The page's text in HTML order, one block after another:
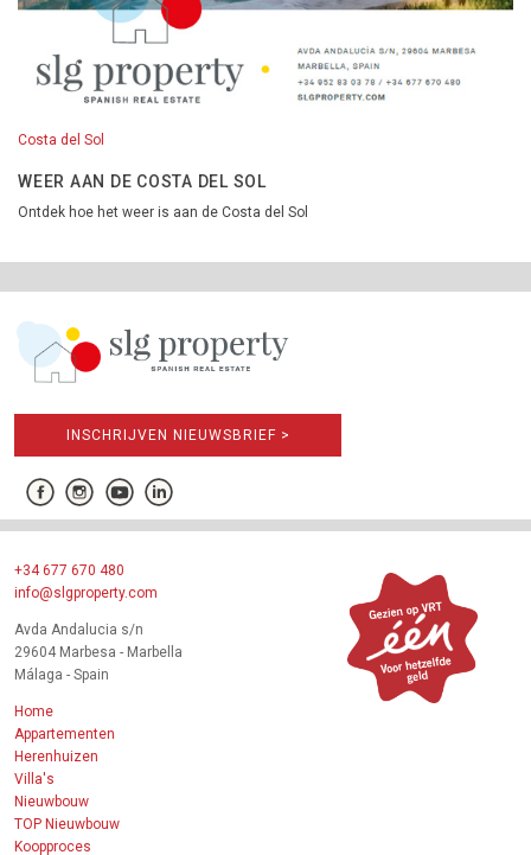
Costa del Sol
WEER AAN DE COSTA DEL SOL
Ontdek hoe het weer is aan de Costa del Sol
INSCHRIJVEN NIEUWSBRIEF >
+34 677 670 480
info@slgproperty.com
Avda Andalucia s/n
29604 Marbesa - Marbella
Málaga - Spain
Home
Appartementen
Herenhuizen
Villa's
Nieuwbouw
TOP Nieuwbouw
Koopproces